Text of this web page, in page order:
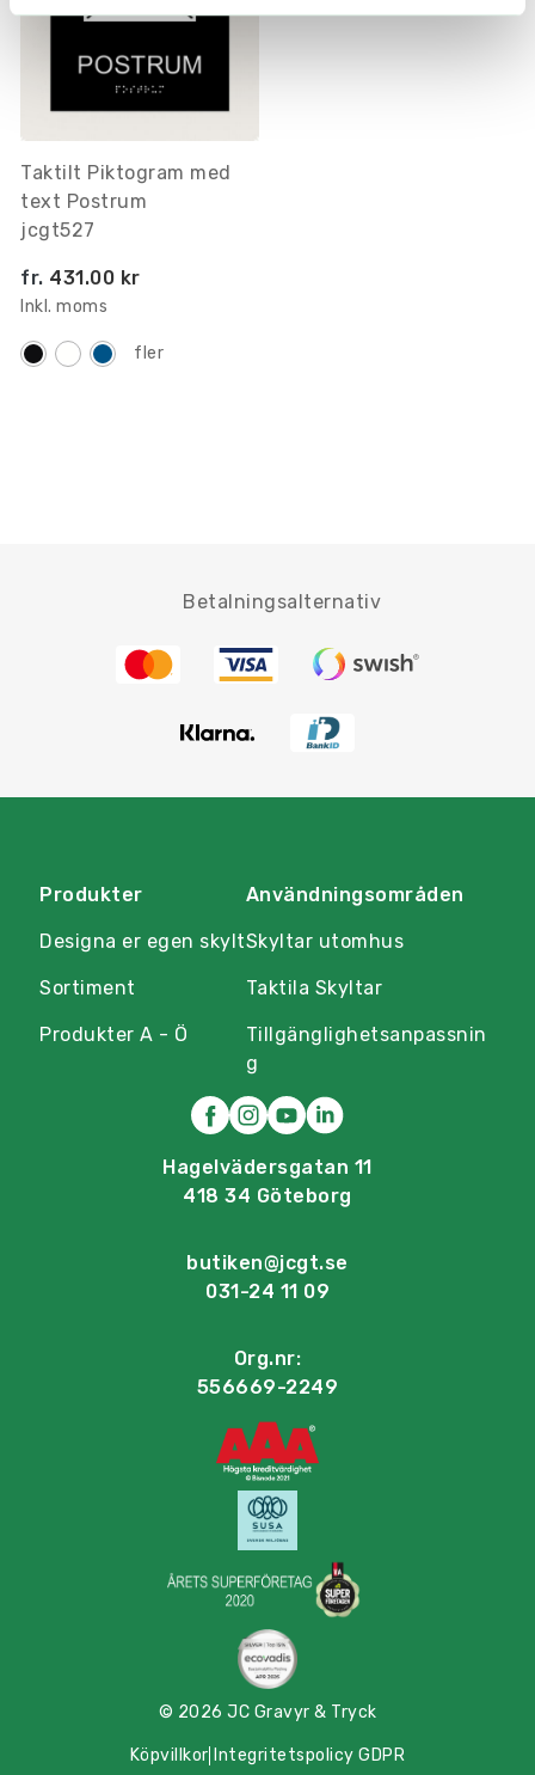
Taktilt Piktogram med
text Postrum
jcgt527
fr. 431.00 kr
Inkl. moms
fler
Betalningsalternativ
Produkter
Designa er egen skylt
Sortiment
Produkter A - Ö
Användningsområden
Skyltar utomhus
Taktila Skyltar
Tillgänglighetsanpassnin
g
Hagelvädersgatan 11
418 34 Göteborg
butiken@jcgt.se
031-24 11 09
Org.nr:
556669-2249
© 2026 JC Gravyr & Tryck
Köpvillkor Integritetspolicy GDPR